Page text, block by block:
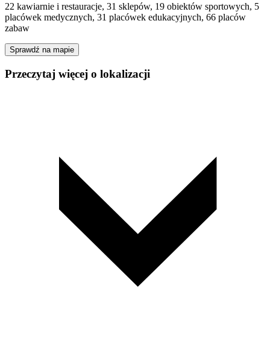
22 kawiarnie i restauracje, 31 sklepów, 19 obiektów sportowych, 5
placówek medycznych, 31 placówek edukacyjnych, 66 placów
zabaw
Sprawdź na mapie
Przeczytaj więcej o lokalizacji